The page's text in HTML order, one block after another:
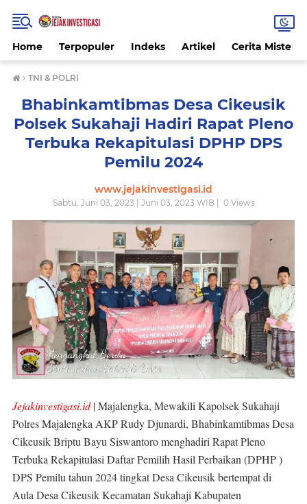
Home Terpopuler Indeks Artikel Cerita Misteri
› TNI & POLRI
Bhabinkamtibmas Desa Cikeusik
Polsek Sukahaji Hadiri Rapat Pleno
Terbuka Rekapitulasi DPHP DPS
Pemilu 2024
www.jejakinvestigasi.id
Sabtu, Juni 03, 2023 | Juni 03, 2023 WIB | 0Views
Jejakinvestigasi.id | Majalengka, Mewakili Kapolsek Sukahaji
Polres Majalengka AKP Rudy Djunardi, Bhabinkamtibmas Desa
Cikeusik Briptu Bayu Siswantoro menghadiri Rapat Pleno
Terbuka Rekapitulasi Daftar Pemilih Hasil Perbaikan (DPHP )
DPS Pemilu tahun 2024 tingkat Desa Cikeusik bertempat di
Aula Desa Cikeusik Kecamatan Sukahaji Kabupaten